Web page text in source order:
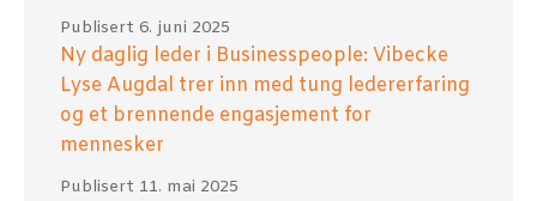
Ny daglig leder i Businesspeople: Vibecke
Lyse Augdal trer inn med tung ledererfaring
og et brennende engasjement for
mennesker
Publisert 6. juni 2025
Publisert 11. mai 2025